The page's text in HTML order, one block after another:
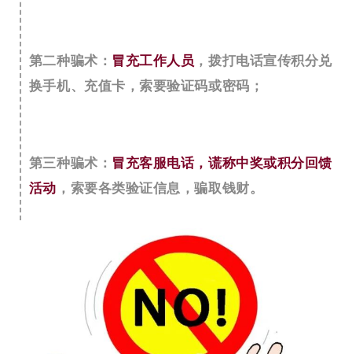
第二种骗术： 冒充工作人员 ，拨打电话宣传积分兑
换手机、充值卡，索要验证码或密码；
第三种骗术： 冒充客服电话，谎称中奖或积分回馈
活动 ，索要各类验证信息，骗取钱财。